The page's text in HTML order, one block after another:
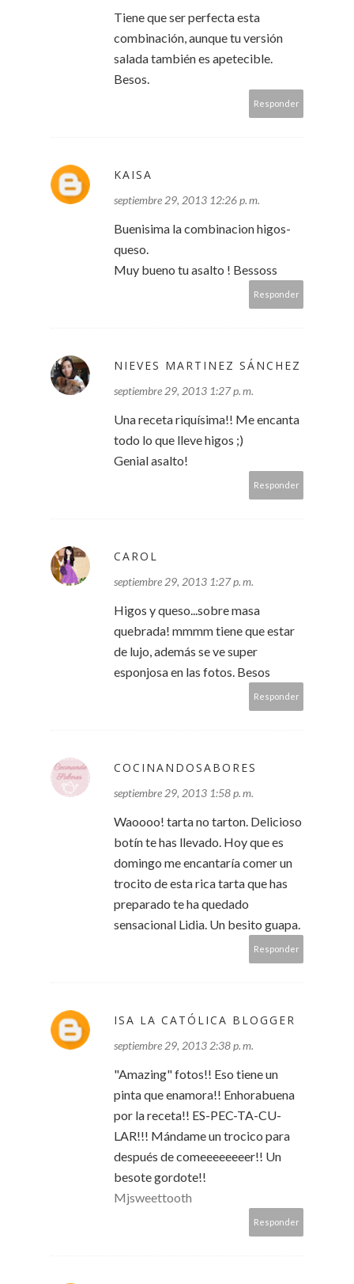
Tiene que ser perfecta esta
combinación, aunque tu versión
salada también es apetecible.
Besos.
Responder
KAISA
septiembre 29, 2013 12:26 p. m.
Buenisima la combinacion higos-
queso.
Muy bueno tu asalto ! Bessoss
Responder
NIEVES MARTINEZ SÁNCHEZ
septiembre 29, 2013 1:27 p. m.
Una receta riquísima!! Me encanta
todo lo que lleve higos ;)
Genial asalto!
Responder
CAROL
septiembre 29, 2013 1:27 p. m.
Higos y queso...sobre masa
quebrada! mmmm tiene que estar
de lujo, además se ve super
esponjosa en las fotos. Besos
Responder
COCINANDOSABORES
septiembre 29, 2013 1:58 p. m.
Waoooo! tarta no tarton. Delicioso
botín te has llevado. Hoy que es
domingo me encantaría comer un
trocito de esta rica tarta que has
preparado te ha quedado
sensacional Lidia. Un besito guapa.
Responder
ISA LA CATÓLICA BLOGGER
septiembre 29, 2013 2:38 p. m.
"Amazing" fotos!! Eso tiene un
pinta que enamora!! Enhorabuena
por la receta!! ES-PEC-TA-CU-
LAR!!! Mándame un trocico para
después de comeeeeeeeer!! Un
besote gordote!!
Mjsweettooth
Responder